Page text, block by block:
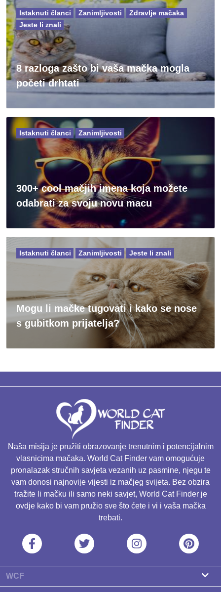
8 razloga zašto bi vaša mačka mogla
početi drhtati
Istaknuti članci Zanimljivosti
Zdravlje mačaka
Jeste li znali
300+ cool mačjih imena koja možete
odabrati za svoju novu macu
Istaknuti članci Zanimljivosti
Mogu li mačke tugovati i kako se nose
s gubitkom prijatelja?
Istaknuti članci Zanimljivosti Jeste li znali
Naša misija je pružiti obrazovanje trenutnim i potencijalnim
vlasnicima mačaka. World Cat Finder vam omogućuje
pronalazak stručnih savjeta vezanih uz pasmine, njegu te
vam donosi najnovije vijesti iz mačjeg svijeta. Bez obzira
tražite li mačku ili samo neki savjet, World Cat Finder je
ovdje kako bi vam pružio sve što ćete i vi i vaša mačka
trebati.
WCF